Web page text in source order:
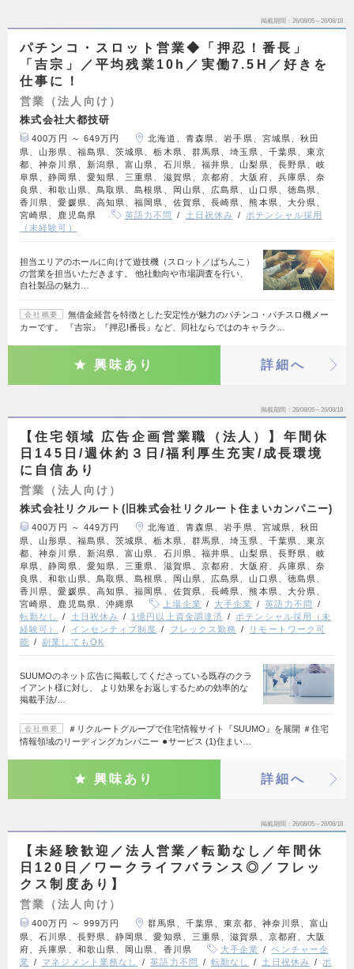
掲載期間 26/08/05～26/08/18
パチンコ・スロット営業◆「押忍！番長」
「吉宗」／平均残業10h／実働7.5H／好きを
仕事に！
営業（法人向け）
株式会社大都技研
400万円 ～ 649万円
北海道、青森県、岩手県、宮城県、秋田
県、山形県、福島県、茨城県、栃木県、群馬県、埼玉県、千葉県、東京
都、神奈川県、新潟県、富山県、石川県、福井県、山梨県、長野県、岐
阜県、静岡県、愛知県、三重県、滋賀県、京都府、大阪府、兵庫県、奈
良県、和歌山県、鳥取県、島根県、岡山県、広島県、山口県、徳島県、
香川県、愛媛県、高知県、福岡県、佐賀県、長崎県、熊本県、大分県、
宮崎県、鹿児島県
英語力不問 土日祝休み
ポテンシャル採用
（未経験可）
担当エリアのホールに向けて遊技機（スロット／ぱちんこ）
の営業を担当いただきます。 他社動向や市場調査を行い、
自社製品の魅力…
会社概要
無借金経営を特徴とした安定性が魅力のパチンコ・パチスロ機メー
カーです。 『吉宗』『押忍!番長』など、同社ならではのキャラク…
興味あり 詳細へ
掲載期間 26/08/05～26/08/18
【住宅領域 広告企画営業職（法人）】年間休
日145日/週休約３日/福利厚生充実/成長環境
に自信あり
営業（法人向け）
株式会社リクルート(旧株式会社リクルート住まいカンパニー)
400万円 ～ 449万円
北海道、青森県、岩手県、宮城県、秋田
県、山形県、福島県、茨城県、栃木県、群馬県、埼玉県、千葉県、東京
都、神奈川県、新潟県、富山県、石川県、福井県、山梨県、長野県、岐
阜県、静岡県、愛知県、三重県、滋賀県、京都府、大阪府、兵庫県、奈
良県、和歌山県、鳥取県、島根県、岡山県、広島県、山口県、徳島県、
香川県、愛媛県、高知県、福岡県、佐賀県、長崎県、熊本県、大分県、
宮崎県、鹿児島県、沖縄県
上場企業 大手企業
英語力不問
転勤なし
土日祝休み 1億円以上資金調達済
ポテンシャル採用（未
経験可）
インセンティブ制度 フレックス勤務
リモートワーク可
能
副業してもOK
SUUMOのネット広告に掲載してくださっている既存のクラ
イアント様に対し、 より効果をお返しするための効率的な
掲載手法/…
会社概要
＃リクルートグループで住宅情報サイト『SUUMO』を展開 ＃住宅
情報領域のリーディングカンパニー ⚫︎サービス (1)住まい…
興味あり 詳細へ
掲載期間 26/08/05～26/08/18
【未経験歓迎／法人営業／転勤なし／年間休
日120日／ワークライフバランス◎／フレッ
クス制度あり】
営業（法人向け）
400万円 ～ 999万円
群馬県、千葉県、東京都、神奈川県、富山
県、石川県、長野県、静岡県、愛知県、三重県、滋賀県、京都府、大阪
府、兵庫県、和歌山県、岡山県、香川県
大手企業
ベンチャー企
業
マネジメント業務なし 英語力不問 転勤なし 土日祝休み
ポ